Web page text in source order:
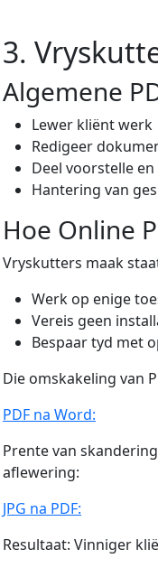
3.
Algemene
Lewer kliënt werk
Redigeer
Deel voorstelle
Hantering van
Hoe Online
Vryskutters maak
Werk op enige
Vereis geen
Bespaar tyd met
Die omskakeling van
PDF na Word:
Prente van
aflewering:
JPG na PDF:
Resultaat: Vinniger